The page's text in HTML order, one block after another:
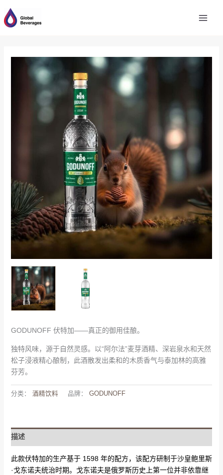
至
内
GODUNOFF 伏特加——真正的御用佳酿。
独特风味，源于自然灵感。以“阿尔法”麦芽酒精、深岩泉水和天然
松子浸液精心酿制，此酒散发出柔和的木质香气与泰加林的高雅
芬芳。
分类： 酒精饮料 品牌： GODUNOFF
描述
此款伏特加的生产基于 1598 年的配方，该配方研制于沙皇鲍里斯
·戈东诺夫统治时期。戈东诺夫是俄罗斯历史上第一位并非依靠继